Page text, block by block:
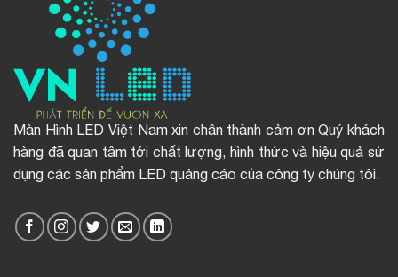
Màn Hình LED Việt Nam xin chân thành cảm ơn Quý khách
hàng đã quan tâm tới chất lượng, hình thức và hiệu quả sử
dụng các sản phẩm LED quảng cáo của công ty chúng tôi.